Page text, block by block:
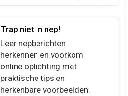
Trap niet in nep!
Leer nepberichten
herkennen en voorkom
online oplichting met
praktische tips en
herkenbare voorbeelden.